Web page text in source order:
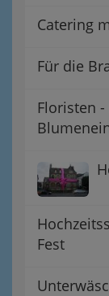
Catering
Für die
Floristen
Fest